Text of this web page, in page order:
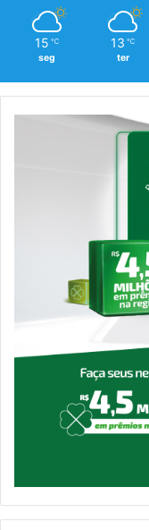
15 ℃
seg
13 ℃
ter